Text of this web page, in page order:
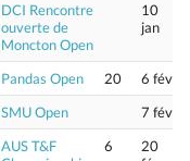
DCI Rencontre
ouverte de
Moncton Open
10
jan
Pandas Open 20
6 fév
SMU Open
7 fév
AUS T&F
6
20